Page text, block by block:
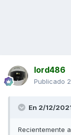
lord486
Publicado
En 2/12/
Recientemente